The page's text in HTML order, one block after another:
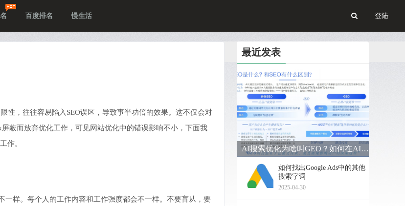
百度排名 慢生活 登陆
性，往往容易陷入SEO误区，导致事半功倍的效果。这不仅会对
蔽而放弃优化工作，可见网站优化中的错误影响不小，下面我
作。
一样。每个人的工作内容和工作强度都会不一样。不要盲从，要
最近发表
AI搜索优化为啥叫GEO？如何在AI搜索中获得排名？
如何找出Google Ads中的其他
搜索字词
2025-04-30